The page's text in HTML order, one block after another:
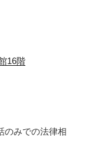
16階
のみでの法律相